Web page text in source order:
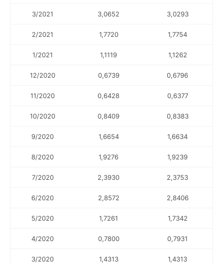
3/2021 3,0652 3,0293
2/2021 1,7720 1,7754
1/2021 1,1119 1,1262
12/2020 0,6739 0,6796
11/2020 0,6428 0,6377
10/2020 0,8409 0,8383
9/2020 1,6654 1,6634
8/2020 1,9276 1,9239
7/2020 2,3930 2,3753
6/2020 2,8572 2,8406
5/2020 1,7261 1,7342
4/2020 0,7800 0,7931
3/2020 1,4313 1,4313